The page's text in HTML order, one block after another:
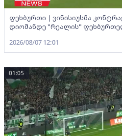
ფეხბურთი | ვინისიუსმა
დიომანდე "რეალის"
2026/08/07 12:01
01:05